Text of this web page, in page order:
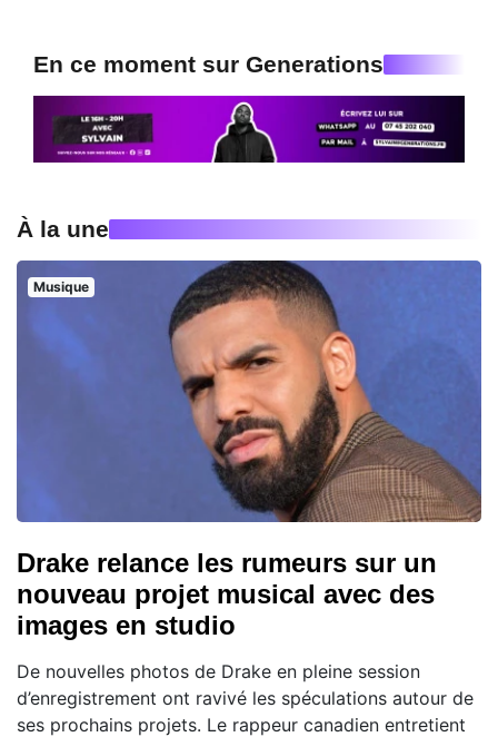
En ce moment sur Generations
À la une
Musique
Drake relance les rumeurs sur un
nouveau projet musical avec des
images en studio
De nouvelles photos de Drake en pleine session
d’enregistrement ont ravivé les spéculations autour de
ses prochains projets. Le rappeur canadien entretient